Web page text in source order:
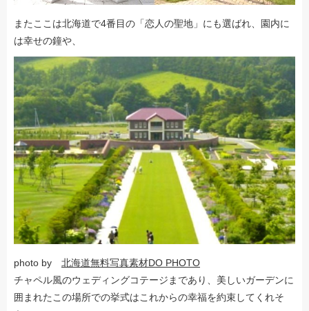
またここは北海道で4番目の「恋人の聖地」にも選ばれ、園内に
は幸せの鐘や、
photo by 北海道無料写真素材DO PHOTO
チャペル風のウェディングコテージまであり、美しいガーデンに
囲まれたこの場所での挙式はこれからの幸福を約束してくれそ